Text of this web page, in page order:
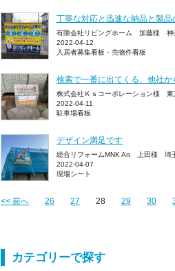
丁寧な対応と迅速な納品と製
有限会社リビングホーム 加藤様 神
2022-04-12
入居者募集看板・売物件看板
検索で一番に出てくる、他社か
株式会社Ｋｓコーポレーション様 東
2022-04-11
駐車場看板
デザイン満足です
総合リフォームMNK Art 上田様 埼
2022-04-07
現場シート
<< 前へ 26 27 28 29 30
カテゴリーで探す